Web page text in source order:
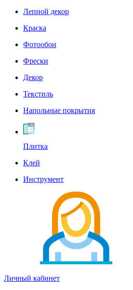
Лепной декор
Краска
Фотообои
Фрески
Декор
Текстиль
Напольные покрытия
Плитка
Клей
Инструмент
Личный кабинет